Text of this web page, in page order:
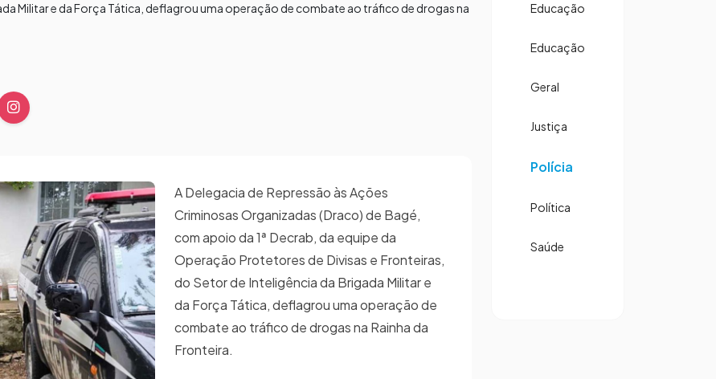
Militar e da Força Tática, deflagrou uma operação de combate ao tráfico de drogas na
A Delegacia de Repressão às Ações
Criminosas Organizadas (Draco) de Bagé,
com apoio da 1ª Decrab, da equipe da
Operação Protetores de Divisas e Fronteiras,
do Setor de Inteligência da Brigada Militar e
da Força Tática, deflagrou uma operação de
combate ao tráfico de drogas na Rainha da
Fronteira.
Educação
Educação
Geral
Justiça
Polícia
Política
Saúde